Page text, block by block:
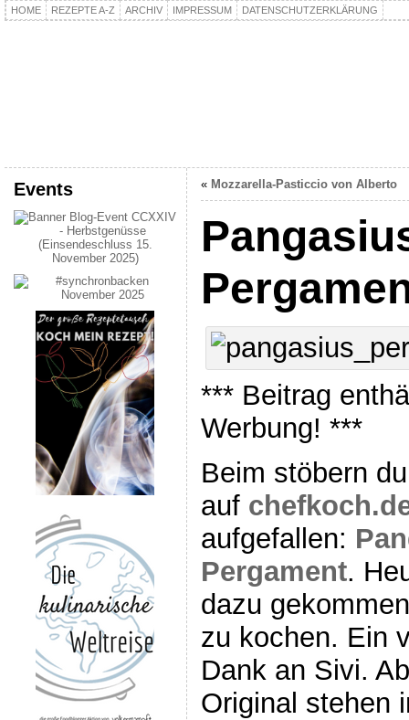
HOME REZEPTE A-Z ARCHIV IMPRESSUM DATENSCHUTZERKLÄRUNG
Events « Mozzarella-Pasticcio von Alberto
*** Beitrag
Werbung! ***
Beim stöbern
auf
aufgefallen:
Pergament.
dazu
zu kochen. Ein
Dank an Sivi.
Original stehen